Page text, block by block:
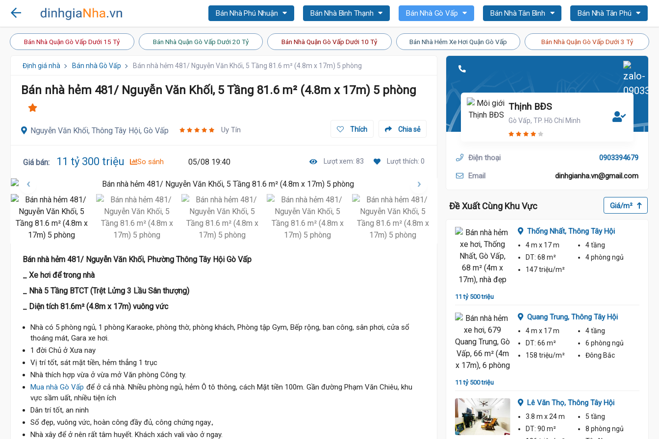
Bán Nhà Phú Nhuận Bán Nhà Bình Thạnh Bán Nhà Gò Vấp Bán Nhà Tân Bình Bán Nhà Tân Phú
Bán Nhà Quận Gò Vấp Dưới 15 Tỷ Bán Nhà Quận Gò Vấp Dưới 20 Tỷ Bán Nhà Quận Gò Vấp Dưới 10 Tỷ Bán Nhà Hẻm Xe Hơi Quận Gò Vấp Bán Nhà Quận Gò Vấp Dưới 3 Tỷ
Định giá nhà Bán nhà Gò Vấp Bán nhà hẻm 481/ Nguyễn Văn Khối, 5 Tầng 81.6 m² (4.8m x 17m) 5 phòng
Bán nhà hẻm 481/ Nguyễn Văn Khối, 5 Tầng 81.6 m² (4.8m x 17m) 5 phòng
Nguyễn Văn Khối, Thông Tây Hội, Gò Vấp Uy Tín Chia sẻ
Thích
Giá bán: 11 tỷ 300 triệu So sánh 05/08 19:40 Lượt xem: 83 Lượt thích: 0
Bán nhà hẻm 481/ Nguyễn Văn Khối, Phường Thông Tây Hội Gò Vấp
_ Xe hơi để trong nhà
_ Nhà 5 Tầng BTCT (Trệt Lửng 3 Lầu Sân thượng)
_ Diện tích 81.6m² (4.8m x 17m) vuông vức
Nhà có 5 phòng ngủ, 1 phòng Karaoke, phòng thờ, phòng khách, Phòng tập Gym, Bếp rộng, ban công, sân phơi, cửa sổ
thoáng mát, Gara xe hơi.
1 đời Chủ ở Xưa nay
Vị trí tốt, sát mặt tiền, hẻm thẳng 1 trục
Nhà thích hợp vừa ở vừa mở Văn phòng Công ty.
Mua nhà Gò Vấp để ở cả nhà. Nhiều phòng ngủ, hẻm Ô tô thông, cách Mặt tiền 100m. Gần đường Phạm Văn Chiêu, khu
vực sầm uất, nhiều tiện ích
Dân trí tốt, an ninh
Sổ đẹp, vuông vức, hoàn công đầy đủ, công chứng ngay.,
Nhà xây để ở nên rất tâm huyết. Khách xách vali vào ở ngay.
Thịnh BĐS
Gò Vấp, TP. Hồ Chí Minh
Điện thoại 0903394679
Email dinhgianha.vn@gmail.com
Đề Xuất Cùng Khu Vực Giá/m²
Thống Nhất,Thông Tây Hội
Nguyễn Văn Khối, Thông Tây Hội
11 tỷ 500 triệu
Thống Nhất, Thông Tây Hội
4 m x 17 m
4 tầng
DT: 68 m² 4 phòng ngủ
147 triệu/m²
11 tỷ 500 triệu
Quang Trung, Thông Tây Hội
4 m x 17 m
4 tầng
DT: 66 m² 6 phòng ngủ
158 triệu/m²
Đông Bắc
Lê Văn Thọ, Thông Tây Hội
3.8 m x 24 m
5 tầng
DT: 90 m² 8 phòng ngủ